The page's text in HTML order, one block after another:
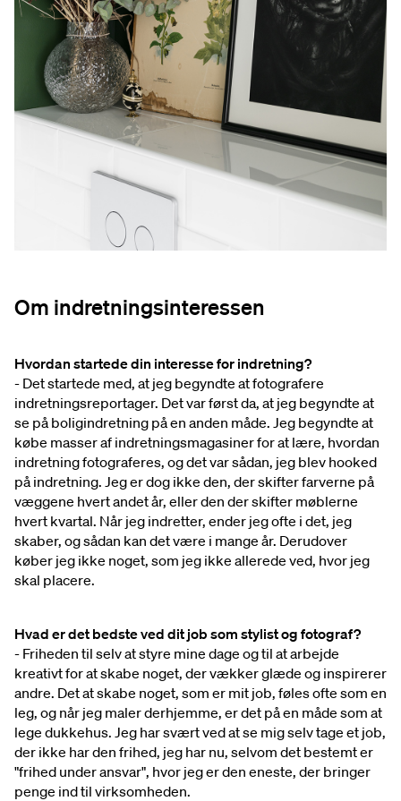
Om indretningsinteressen
Hvordan startede din interesse for indretning?
- Det startede med, at jeg begyndte at fotografere
indretningsreportager. Det var først da, at jeg begyndte at
se på boligindretning på en anden måde. Jeg begyndte at
købe masser af indretningsmagasiner for at lære, hvordan
indretning fotograferes, og det var sådan, jeg blev hooked
på indretning. Jeg er dog ikke den, der skifter farverne på
væggene hvert andet år, eller den der skifter møblerne
hvert kvartal. Når jeg indretter, ender jeg ofte i det, jeg
skaber, og sådan kan det være i mange år. Derudover
køber jeg ikke noget, som jeg ikke allerede ved, hvor jeg
skal placere.
Hvad er det bedste ved dit job som stylist og fotograf?
- Friheden til selv at styre mine dage og til at arbejde
kreativt for at skabe noget, der vækker glæde og inspirerer
andre. Det at skabe noget, som er mit job, føles ofte som en
leg, og når jeg maler derhjemme, er det på en måde som at
lege dukkehus. Jeg har svært ved at se mig selv tage et job,
der ikke har den frihed, jeg har nu, selvom det bestemt er
"frihed under ansvar", hvor jeg er den eneste, der bringer
penge ind til virksomheden.